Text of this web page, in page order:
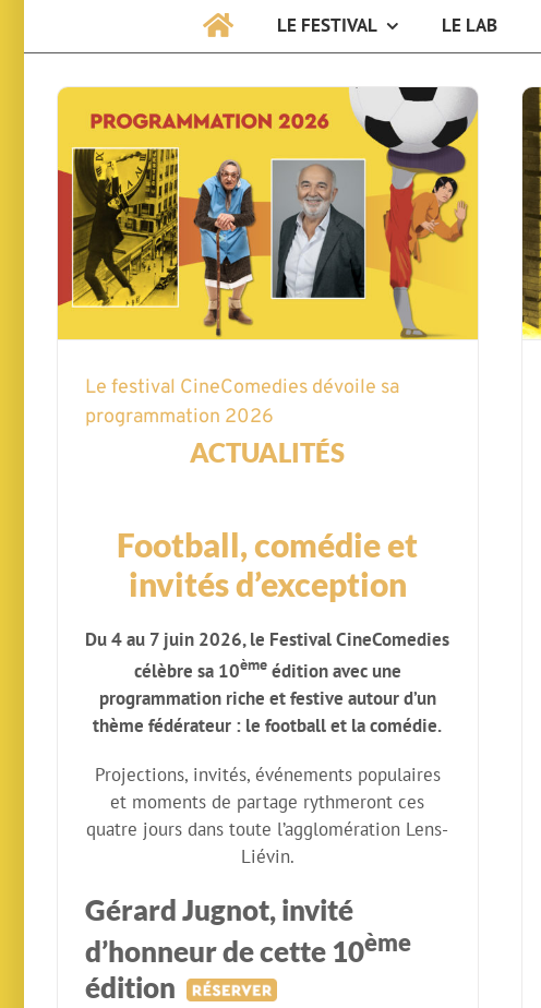
LE FESTIVAL LE LAB
Le festival CineComedies dévoile sa
programmation 2026
ACTUALITÉS
Football, comédie et
invités d’exception
Du 4 au 7 juin 2026, le Festival CineComedies
célèbre sa 10èmeédition avec une
programmation riche et festive autour d’un
thème fédérateur : le football et la comédie.
Projections, invités, événements populaires
et moments de partage rythmeront ces
quatre jours dans toute l’agglomération Lens-
Liévin.
Gérard Jugnot, invité
d’honneur de cette 10ème
édition